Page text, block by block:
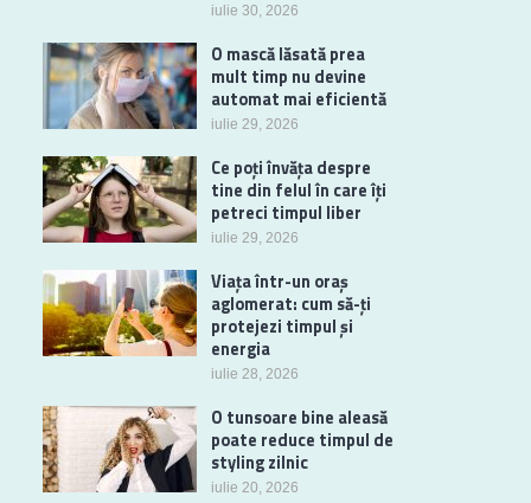
iulie 30, 2026
O mască lăsată prea
mult timp nu devine
automat mai eficientă
iulie 29, 2026
Ce poți învăța despre
tine din felul în care îți
petreci timpul liber
iulie 29, 2026
Viața într-un oraș
aglomerat: cum să-ți
protejezi timpul și
energia
iulie 28, 2026
O tunsoare bine aleasă
poate reduce timpul de
styling zilnic
iulie 20, 2026